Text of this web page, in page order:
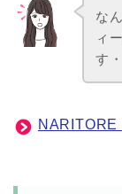
な
ィ
す
NARITORE